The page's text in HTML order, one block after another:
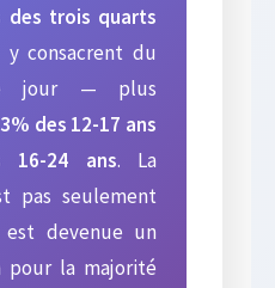
des trois quarts
y consacrent du
jour — plus
des 12-17 ans
16-24 ans. La
pas seulement
devenue un
la majorité